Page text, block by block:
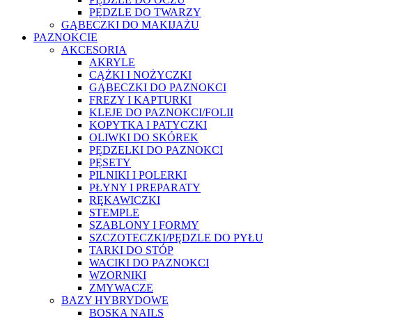
PĘDZLE DO TWARZY
GĄBECZKI DO MAKIJAŻU
PAZNOKCIE
AKCESORIA
AKRYLE
CĄŻKI I NOŻYCZKI
GĄBECZKI DO PAZNOKCI
FREZY I KAPTURKI
KLEJE DO PAZNOKCI/FOLII
KOPYTKA I PATYCZKI
OLIWKI DO SKÓREK
PĘDZELKI DO PAZNOKCI
PĘSETY
PILNIKI I POLERKI
PŁYNY I PREPARATY
RĘKAWICZKI
STEMPLE
SZABLONY I FORMY
SZCZOTECZKI/PĘDZLE DO PYŁU
TARKI DO STÓP
WACIKI DO PAZNOKCI
WZORNIKI
ZMYWACZE
BAZY HYBRYDOWE
BOSKA NAILS